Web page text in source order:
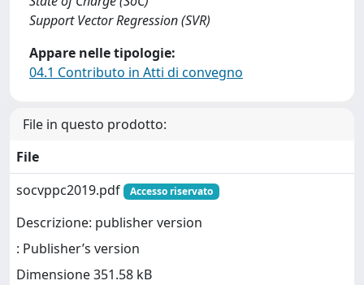
Support Vector Regression (SVR)
Appare nelle tipologie:
04.1 Contributo in Atti di convegno
File in questo prodotto:
File
socvppc2019.pdf
Accesso riservato
Descrizione: publisher version
: Publisher’s version
Dimensione 351.58 kB